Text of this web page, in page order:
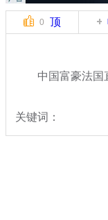
0 顶
中国富豪法国
关键词：